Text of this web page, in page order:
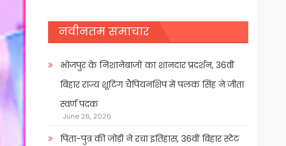
नवीनतम समाचार
भोजपुर के निशानेबाजों का शानदार प्रदर्शन, 36वीं
बिहार राज्य शूटिंग चैंपियनशिप में पलक सिंह ने जीता
स्वर्ण पदक
June 26, 2026
पिता-पुत्र की जोड़ी ने रचा इतिहास, 36वीं बिहार स्टेट